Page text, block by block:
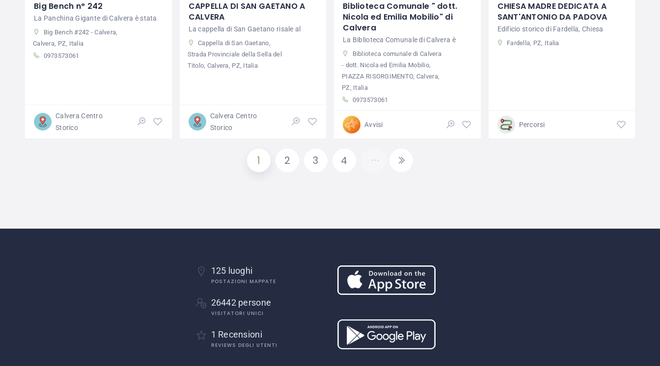
Big Bench n° 242
La Panchina Gigante di Calvera è stata
Big Bench #242 - Calvera,
Calvera, PZ, Italia
0973573061
Calvera Centro
Storico
CAPPELLA DI SAN GAETANO A
CALVERA
La cappella di San Gaetano risale al
Cappella di San Gaetano,
Strada Provinciale della Sella del
Titolo, Calvera, PZ, Italia
Calvera Centro
Storico
Biblioteca Comunale " dott.
Nicola ed Emilia Mobilio" di
Calvera
La Biblioteca Comunale di Calvera è
Biblioteca comunale di Calvera
- dott. Nicola ed Emilia Mobilio,
PIAZZA RISORGIMENTO, Calvera,
PZ, Italia
0973573061
Avvisi
CHIESA MADRE DEDICATA A
SANT'ANTONIO DA PADOVA
Edificio storico di Fardella, Chiesa
Fardella, PZ, Italia
Percorsi
1 2 3 4
125 luoghi
POSTAZIONI MAPPATE
26442 persone
VISITATORI UNICI
1 Recensioni
REVIEWS DEGLI UTENTI